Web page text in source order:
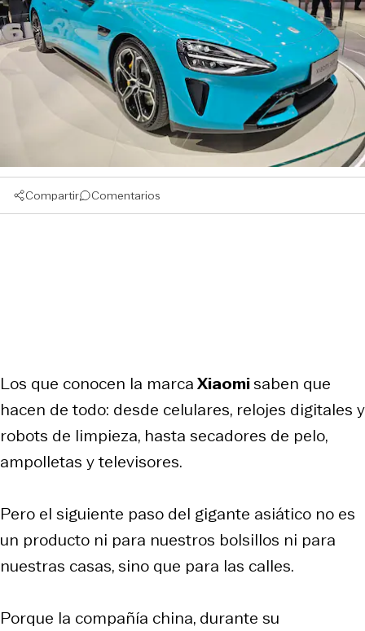
Compartir Comentarios
Los que conocen la marcaXiaomisaben que
hacen de todo: desde celulares, relojes digitales y
robots de limpieza, hasta secadores de pelo,
ampolletas y televisores.
Pero el siguiente paso del gigante asiático no es
un producto ni para nuestros bolsillos ni para
nuestras casas, sino que para las calles.
Porque la compañía china, durante su